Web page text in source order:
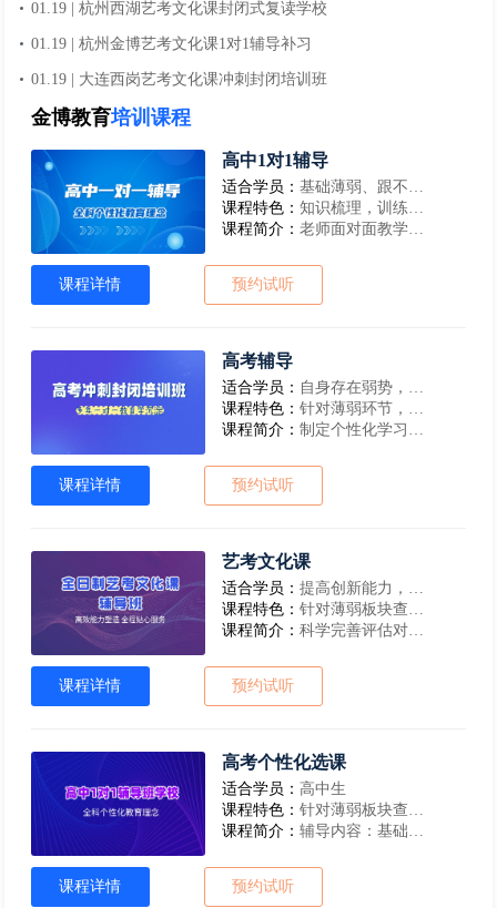
01.19 | 杭州西湖艺考文化课封闭式复读学校
01.19 | 杭州金博艺考文化课1对1辅导补习
01.19 | 大连西岗艺考文化课冲刺封闭培训班
金博教育培训课程
高中1对1辅导
适合学员： 基础薄弱、跟不上课的学生
课程特色： 知识梳理，训练学习方法，巩固基础，构建知识体系
课程简介： 老师面对面教学，孩子更专心，有同学共同学习，氛围好，同步学习同步辅导，多方位个性化服务打造高效思维
课程详情 预约试听
高考辅导
适合学员： 自身存在弱势，不足的学生
课程特色： 针对薄弱环节，逐一进行，训练方法，弥补弱项，巩固基础
课程简介： 制定个性化学习计划根据学生个性特点、需求定制个性化学习计划
课程详情 预约试听
艺考文化课
适合学员： 提高创新能力，及时解决学习问题，学习时间短、基础薄的学生
课程特色： 针对薄弱板块查漏补缺，针对性强
课程简介： 科学完善评估对学生学习情况进行科学完善的评估
课程详情 预约试听
高考个性化选课
适合学员： 高中生
课程特色： 针对薄弱板块查漏补缺，针对性强 ，提高创新能力，及时解决学习问题
课程简介： 辅导内容：基础知识、学科重点、学科难点、考试易错点
课程详情 预约试听